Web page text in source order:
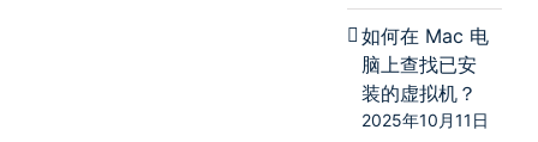
如何在 Mac 电
脑上查找已安
装的虚拟机？
2025年10月11日